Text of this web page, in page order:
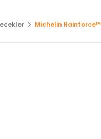
Michelin Rainforce™